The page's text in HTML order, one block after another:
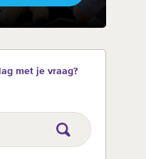
met je vraag?